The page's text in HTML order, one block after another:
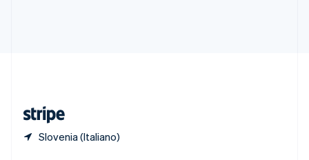
Slovenia (Italiano)